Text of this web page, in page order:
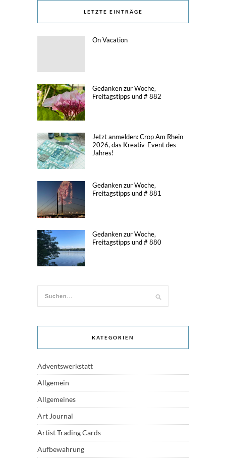
LETZTE EINTRÄGE
On Vacation
Gedanken zur Woche,
Freitagstipps und # 882
Jetzt anmelden: Crop Am Rhein
2026, das Kreativ-Event des
Jahres!
Gedanken zur Woche,
Freitagstipps und # 881
Gedanken zur Woche,
Freitagstipps und # 880
KATEGORIEN
Adventswerkstatt
Allgemein
Allgemeines
Art Journal
Artist Trading Cards
Aufbewahrung